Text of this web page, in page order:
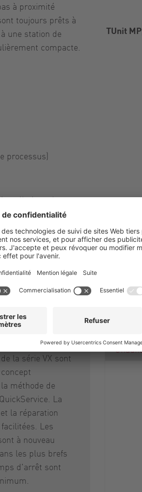
à proximité
toujours prêts à
une station de
compacte.
processus)
de
TUnit
pompes à
la série VX sont
méthode de
La
la réparation
Les
à nouveau
les plus brefs
d'arrêt sont